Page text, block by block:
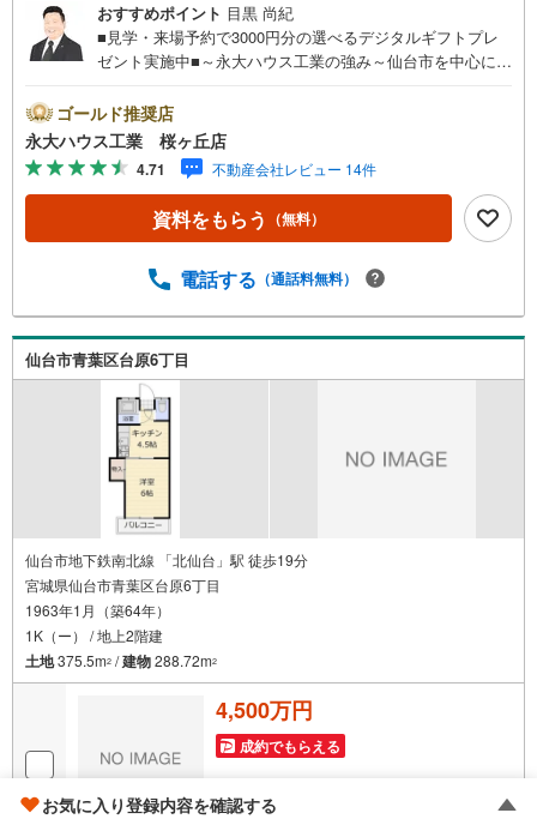
おすすめポイント 目黒 尚紀
■見学・来場予約で3000円分の選べるデジタルギフトプレ
ゼント実施中■～永大ハウス工業の強み～仙台市を中心に宮
く2つに分けてご紹介！1.＜豊富な不動産知識＞戸建・マン
ション・土地...と種別を問わず不動産を取り扱っておりま
す。更に教育施設や商業施設、子育て環境や行政などの地
域情報を総合し、お客様により良い物件選びをして頂ける
よう、しっかりとサポートさせて頂きます。2.＜経験豊富
なスタッフ＞当社では【購入】【売却】【引っ越し】【リ
購入時に気になる住宅ローン各種税金についても、誠心誠
備！お子様連れのご家族様で是非お越しください。営業時
間:10:00～18:00（定休日火・水曜日※店舗により変動あ
り）現地のご案内も可能ですので、どうぞお気軽にお問い
合わせください！
ゴールド推奨店
永大ハウス工業 桜ヶ丘店
4.71 不動産会社レビュー 14件
資料をもらう （無料）
電話する （通話料無料）
仙台市青葉区台原6丁目
仙台市地下鉄南北線 「北仙台」駅 徒歩19分
宮城県仙台市青葉区台原6丁目
1963年1月（築64年）
1K（ー） / 地上2階建
土地375.5m2 /建物288.72m2
4,500万円
成約でもらえる
お気に入り登録内容を確認する